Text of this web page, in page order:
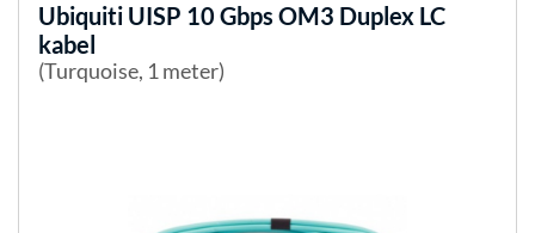
Ubiquiti UISP 10 Gbps OM3 Duplex LC
kabel
(Turquoise, 1 meter)